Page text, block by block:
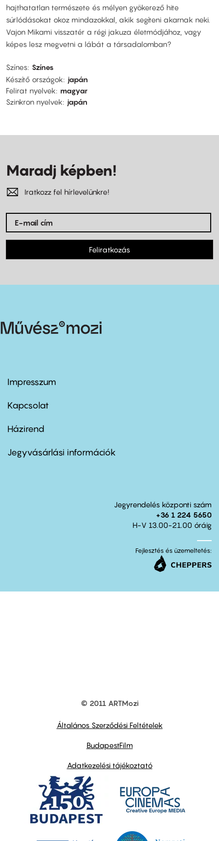
hajthatatlan természete és mélyen gyökerező hite
súrlódásokat okoz mindazokkal, akik segíteni akarnak neki.
Vajon Mikami visszatér a régi jakuza életmódjához, vagy
képes lesz megvetni a lábát a társadalomban?
Színes Színes
Készítő országok
japán
Felirat nyelvek
magyar
Szinkron nyelvek
japán
Maradj képben!
Iratkozz fel hírlevelünkre!
Feliratkozás
Footer
first
Impresszum
Kapcsolat
Footer
second
Házirend
Jegyvásárlási információk
Jegyrendelés központi szám
+36 1 224 5650
H-V 13.00-21.00 óráig
Fejlesztés és üzemeltetés:
© 2011 ARTMozi
Általános Szerződési Feltételek
BudapestFilm
Adatkezelési tájékoztató